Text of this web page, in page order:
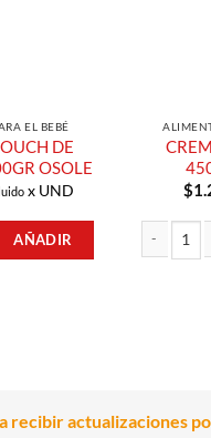
EL BEBÉ
DE
OSOLE
x UND
AÑADIR
$
recibir actualizaciones